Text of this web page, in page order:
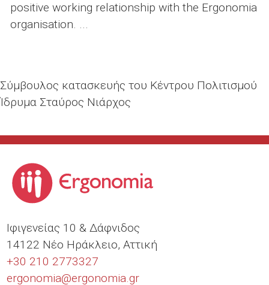
positive working relationship with the Ergonomia
organisation. ...
Σύμβουλος κατασκευής του Κέντρου Πολιτισμού
Ίδρυμα Σταύρος Νιάρχος
Ιφιγενείας 10 & Δάφνιδος
14122 Νέο Ηράκλειο, Αττική
+30 210 2773327
ergonomia@ergonomia.gr